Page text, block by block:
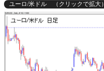
ユーロ/米ドル （クリックで拡大）